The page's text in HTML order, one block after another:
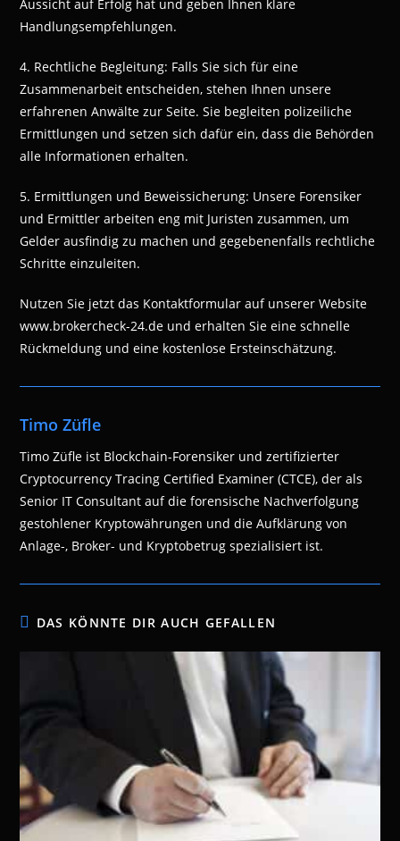
Aussicht auf Erfolg hat und geben Ihnen klare
Handlungsempfehlungen.
4. Rechtliche Begleitung: Falls Sie sich für eine
Zusammenarbeit entscheiden, stehen Ihnen unsere
erfahrenen Anwälte zur Seite. Sie begleiten polizeiliche
Ermittlungen und setzen sich dafür ein, dass die Behörden
alle Informationen erhalten.
5. Ermittlungen und Beweissicherung: Unsere Forensiker
und Ermittler arbeiten eng mit Juristen zusammen, um
Gelder ausfindig zu machen und gegebenenfalls rechtliche
Schritte einzuleiten.
Nutzen Sie jetzt das Kontaktformular auf unserer Website
www.brokercheck-24.de und erhalten Sie eine schnelle
Rückmeldung und eine kostenlose Ersteinschätzung.
Timo Züfle
Timo Züfle ist Blockchain-Forensiker und zertifizierter
Cryptocurrency Tracing Certified Examiner (CTCE), der als
Senior IT Consultant auf die forensische Nachverfolgung
gestohlener Kryptowährungen und die Aufklärung von
Anlage-, Broker- und Kryptobetrug spezialisiert ist.
DAS KÖNNTE DIR AUCH GEFALLEN